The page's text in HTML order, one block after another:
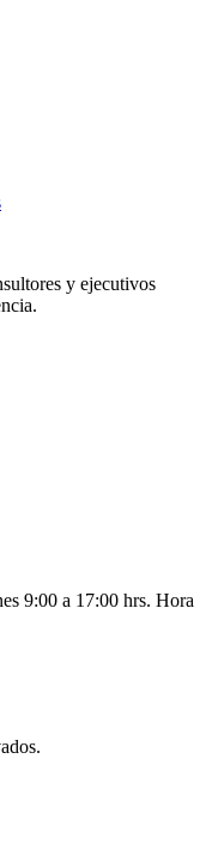
y ejecutivos
9:00 a 17:00 hrs. Hora